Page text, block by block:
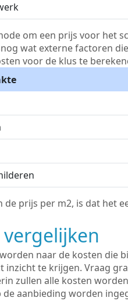
om een prijs voor het
wat externe factoren
voor de klus te
de prijs per m2, is dat het
naar de kosten die
inzicht te krijgen. Vraag
zullen alle kosten
aanbieding worden